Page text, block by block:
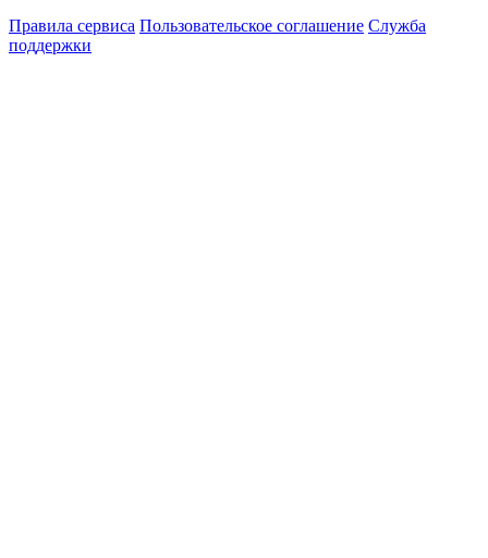
Правила сервиса Пользовательское соглашение Служба
поддержки